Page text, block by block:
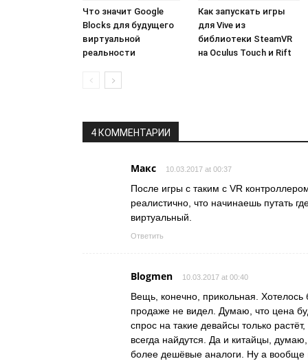
Что значит Google
Blocks для будущего
виртуальной
реальности
Как запускать игры
для Vive из
библиотеки SteamVR
на Oculus Touch и Rift
4 КОММЕНТАРИИ
Макс 10.03.2017 at 00:37
После игры с таким с VR
реалистично, что начинаешь путать
виртуальный.
Ответить
Blogmen 10.03.2017 at 00:40
Вещь, конечно, прикольная. Хотелось
продаже не видел. Думаю, что цена
спрос на такие девайсы только
всегда найдутся. Да и китайцы,
более дешёвые аналоги. Ну а вообще